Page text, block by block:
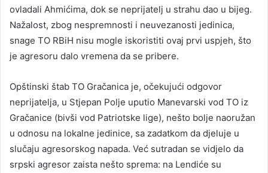
ovladali Ahmićima, dok se neprijatelj u strahu dao u bijeg.
Nažalost, zbog nespremnosti i neuvezanosti jedinica,
snage TO RBiH nisu mogle iskoristiti ovaj prvi uspjeh, što
je agresoru dalo vremena da se pribere.
Opštinski štab TO Gračanica je, očekujući odgovor
neprijatelja, u Stjepan Polje uputio Manevarski vod TO iz
Gračanice (bivši vod Patriotske lige), nešto bolje naoružan
u odnosu na lokalne jedinice, sa zadatkom da djeluje u
slučaju agresorskog napada. Već sutradan se vidjelo da
srpski agresor zaista nešto sprema: na Lendiće su